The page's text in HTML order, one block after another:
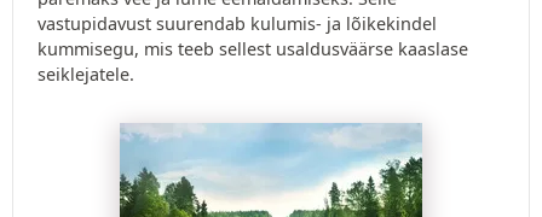
vastupidavust suurendab kulumis- ja lõikekindel
kummisegu, mis teeb sellest usaldusväärse kaaslase
seiklejatele.